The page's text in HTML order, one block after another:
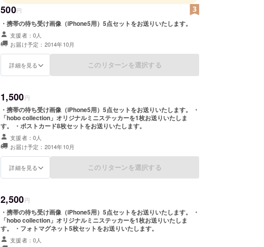
500円
・携帯の待ち受け画像（iPhone5用）5点セットをお送りいたします。
支援者：0人
お届け予定：2014年10月
詳細を見る このリターンを選択する
1,500円
・携帯の待ち受け画像（iPhone5用）5点セットをお送りいたします。 ・
「hobo collection」オリジナルミニステッカーを1枚お送りいたしま
す。 ・ポストカード8枚セットをお送りいたします。
支援者：0人
お届け予定：2014年10月
詳細を見る このリターンを選択する
2,500円
・携帯の待ち受け画像（iPhone5用）5点セットをお送りいたします。 ・
「hobo collection」オリジナルミニステッカーを1枚お送りいたしま
す。 ・フォトマグネット5枚セットをお送りいたします。
支援者：0人